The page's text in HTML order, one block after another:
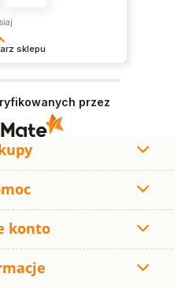
sklepu
pomocą.przez
konto